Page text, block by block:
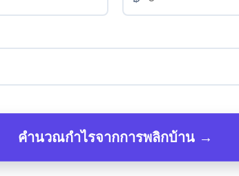
คำนวณกำไรจากการพลิกบ้าน →